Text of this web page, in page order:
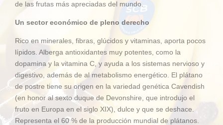
de las frutas más apreciadas del mundo.
Un sector económico de pleno derecho
Rico en minerales, fibras, glúcidos y vitaminas, aporta pocos
lípidos. Alberga antioxidantes muy potentes, como la
dopamina y la vitamina C, y ayuda a los sistemas nervioso y
digestivo, además de al metabolismo energético. El plátano
de postre tiene su origen en la variedad genética Cavendish
(en honor al sexto duque de Devonshire, que introdujo el
fruto en Europa en el siglo XIX), dulce y que se deshace.
Representa el 60 % de la producción mundial de plátanos.